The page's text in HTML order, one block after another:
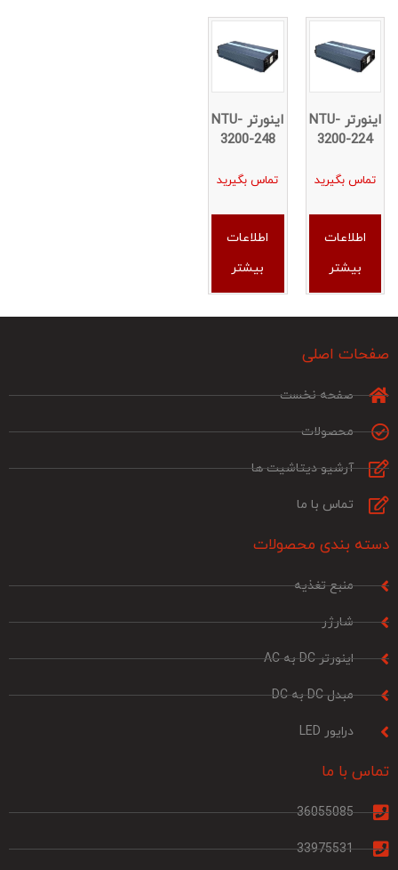
اینورتر NTU-
3200-224
تماس بگیرید
اطلاعات
بیشتر
اینورتر NTU-
3200-248
تماس بگیرید
اطلاعات
بیشتر
صفحات اصلی
صفحه نخست
محصولات
آرشیو دیتاشیت ها
تماس با ما
دسته بندی محصولات
منبع تغذیه
شارژر
اینورتر DC به AC
مبدل DC به DC
درایور LED
تماس با ما
36055085
33975531